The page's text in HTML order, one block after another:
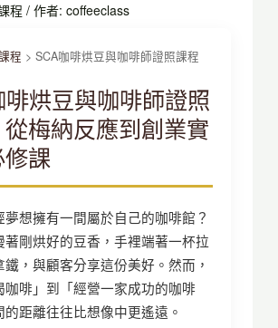
程 / 作者: coffeeclass
程 > SCA咖啡烘豆與咖啡師證照課程
烘豆與咖啡師證照
梅納反應到創業實
課
想擁有一間屬於自己的咖啡館？
著剛烘好的豆香，手裡端著一杯拉
，與顧客分享這份美好。然而，
咖啡」到「經營一家成功的咖啡
距離往往比想像中更遙遠。